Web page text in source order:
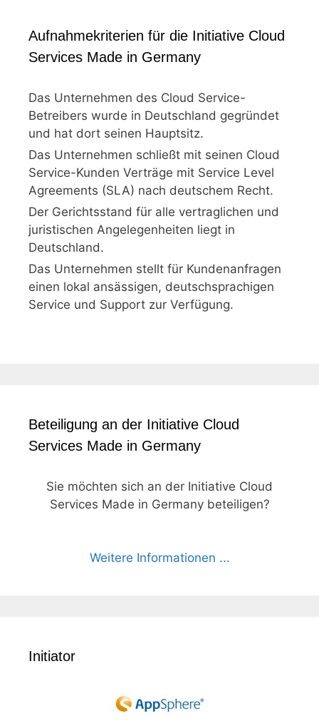
Aufnahmekriterien für die Initiative Cloud
Services Made in Germany
Das Unternehmen des Cloud Service-
Betreibers wurde in Deutschland gegründet
und hat dort seinen Hauptsitz.
Das Unternehmen schließt mit seinen Cloud
Service-Kunden Verträge mit Service Level
Agreements (SLA) nach deutschem Recht.
Der Gerichtsstand für alle vertraglichen und
juristischen Angelegenheiten liegt in
Deutschland.
Das Unternehmen stellt für Kundenanfragen
einen lokal ansässigen, deutschsprachigen
Service und Support zur Verfügung.
Beteiligung an der Initiative Cloud
Services Made in Germany
Sie möchten sich an der Initiative Cloud
Services Made in Germany beteiligen?
Weitere Informationen ...
Initiator